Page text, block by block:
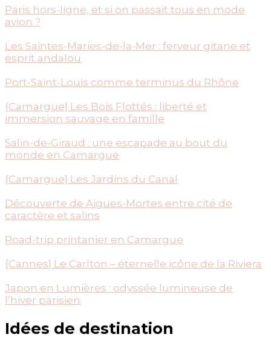
Paris hors-ligne, et si on passait tous en mode
avion ?
Les Saintes-Maries-de-la-Mer : ferveur gitane et
esprit andalou
Port-Saint-Louis comme terminus du Rhône
{Camargue} Les Bois Flottés : liberté et
immersion sauvage en famille
Salin-de-Giraud : une escapade au bout du
monde en Camargue
{Camargue} Les Jardins du Canal
Découverte de Aigues-Mortes entre cité de
caractère et salins
Road-trip printanier en Camargue
{Cannes} Le Carlton – éternelle icône de la Riviera
Japon en Lumières : odyssée lumineuse de
l’hiver parisien
Idées de destination